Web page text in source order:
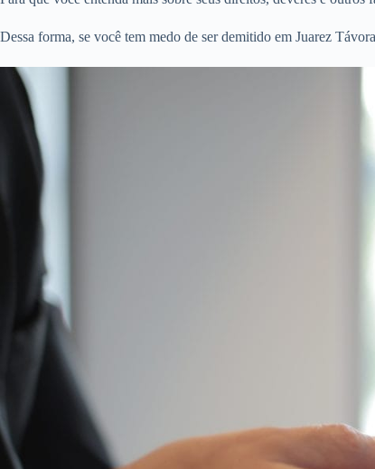
Dessa forma, se você tem medo de ser demitido em Juarez